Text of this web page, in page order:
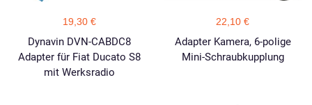
19,30 €
Dynavin DVN-CABDC8
Adapter für Fiat Ducato S8
mit Werksradio
22,10 €
Adapter Kamera, 6-polige
Mini-Schraubkupplung